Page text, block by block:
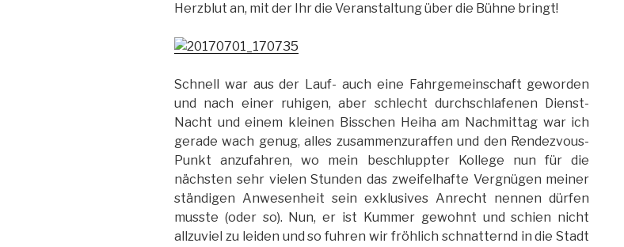
Herzblut an, mit der Ihr die Veranstaltung über die Bühne bringt!
Schnell war aus der Lauf- auch eine Fahrgemeinschaft geworden
und nach einer ruhigen, aber schlecht durchschlafenen Dienst-
Nacht und einem kleinen Bisschen Heiha am Nachmittag war ich
gerade wach genug, alles zusammenzuraffen und den Rendezvous-
Punkt anzufahren, wo mein beschluppter Kollege nun für die
nächsten sehr vielen Stunden das zweifelhafte Vergnügen meiner
ständigen Anwesenheit sein exklusives Anrecht nennen dürfen
musste (oder so). Nun, er ist Kummer gewohnt und schien nicht
allzuviel zu leiden und so fuhren wir fröhlich schnatternd in die Stadt